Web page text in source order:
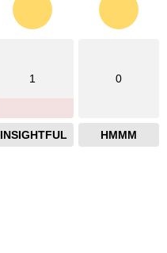
1
INSIGHTFUL
0
HMMM